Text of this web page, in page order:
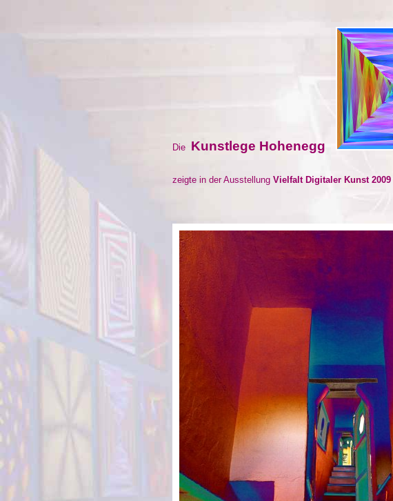
Die Kunstlege Hohenegg
zeigte in der Ausstellung Vielfalt Digitaler Kunst 2009